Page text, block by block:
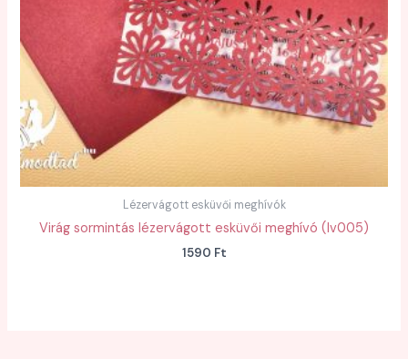
Lézervágott esküvői meghívók
Virág sormintás lézervágott esküvői meghívó (lv005)
1590 Ft